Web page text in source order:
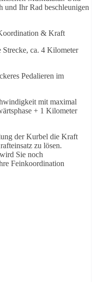
und Ihr Rad beschleunigen
& Kraft
ca. 4 Kilometer
Pedalieren im
mit maximal
+ 1 Kilometer
der Kurbel die Kraft
zu lösen.
Sie noch
Feinkoordination